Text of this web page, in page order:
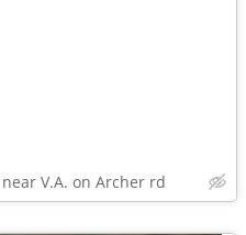
V.A. on Archer rd